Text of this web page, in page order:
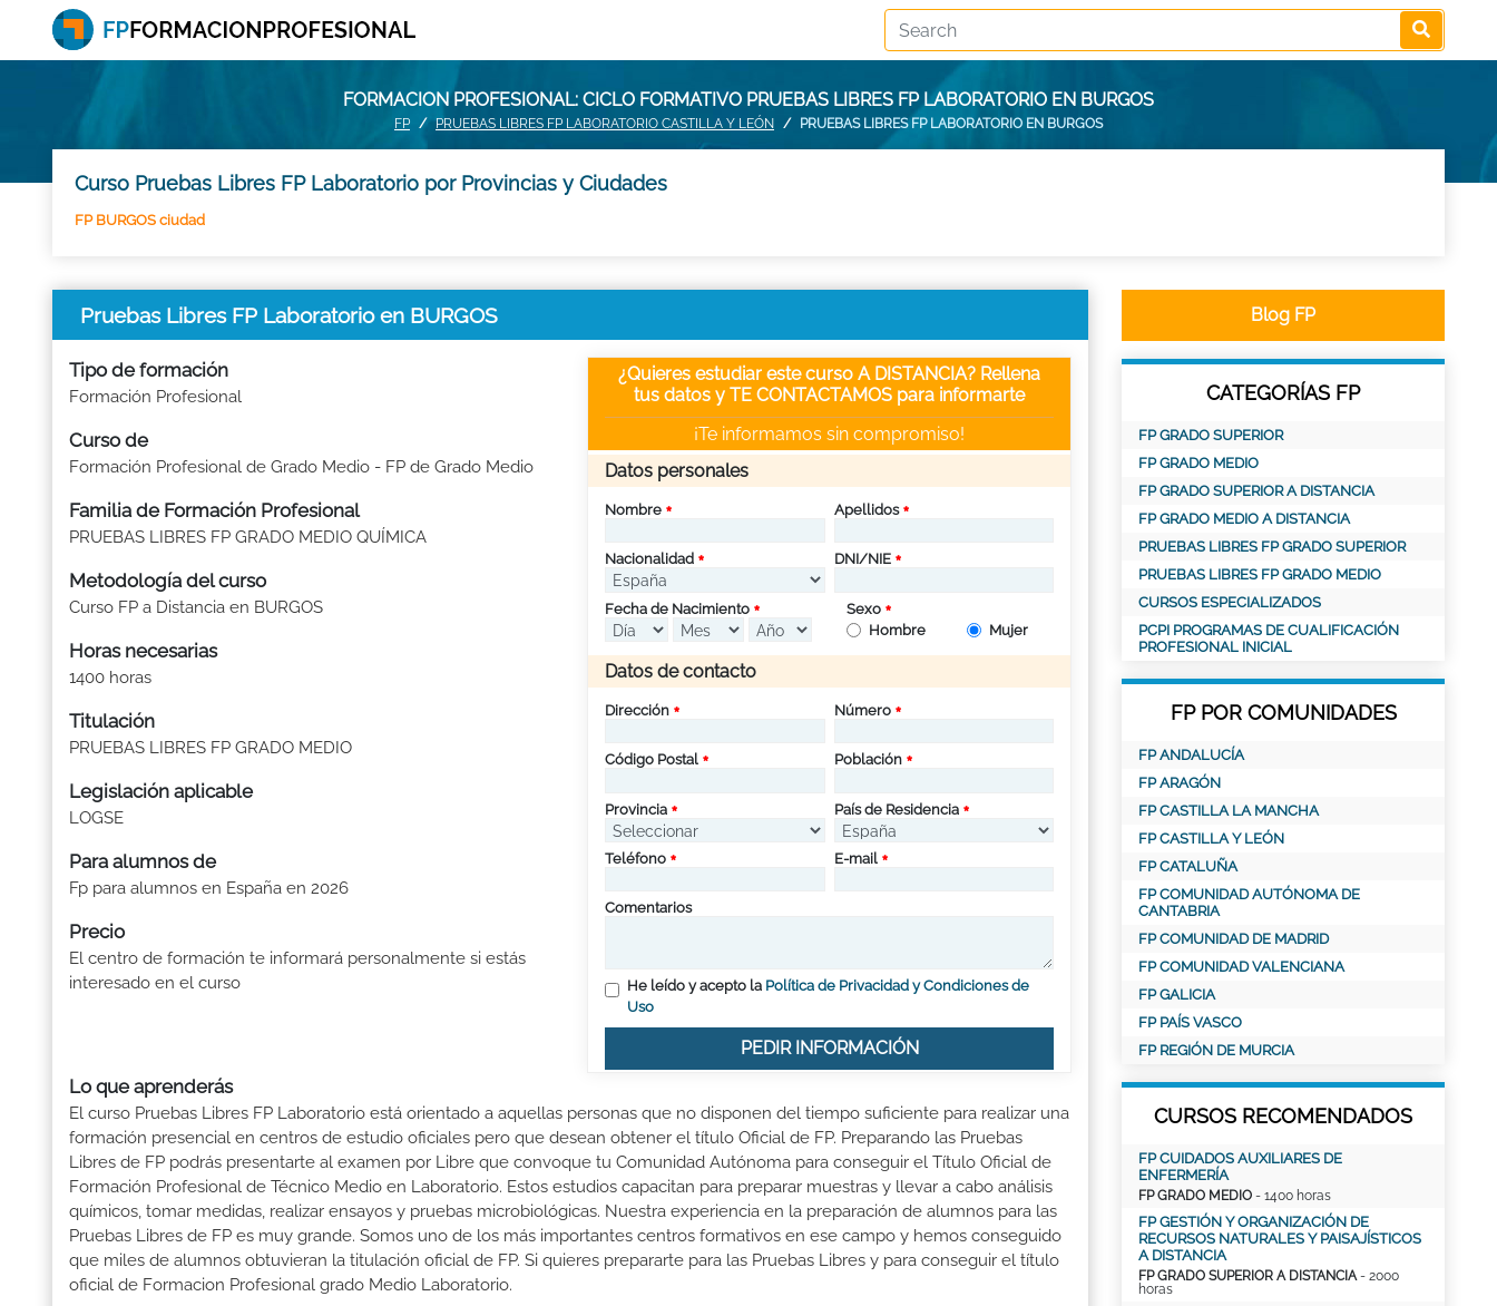
FORMACION PROFESIONAL: CICLO FORMATIVO PRUEBAS LIBRES FP LABORATORIO EN BURGOS
FP PRUEBAS LIBRES FP LABORATORIO CASTILLA Y LEÓN PRUEBAS LIBRES FP LABORATORIO EN BURGOS
Curso Pruebas Libres FP Laboratorio por Provincias y Ciudades
FP BURGOS ciudad
Pruebas Libres FP Laboratorio en BURGOS
Tipo de formación
Formación Profesional
Curso de
Formación Profesional de Grado Medio - FP de Grado Medio
Familia de Formación Profesional
PRUEBAS LIBRES FP GRADO MEDIO QUÍMICA
Metodología del curso
Curso FP a Distancia en BURGOS
Horas necesarias
1400 horas
Titulación
PRUEBAS LIBRES FP GRADO MEDIO
Legislación aplicable
LOGSE
Para alumnos de
Fp para alumnos en España en 2026
Precio
El centro de formación te informará personalmente si estás
interesado en el curso
¿Quieres estudiar este curso A DISTANCIA? Rellena
tus datos y TE CONTACTAMOS para informarte
¡Te informamos sin compromiso!
Datos personales
Nombre Apellidos
Nacionalidad DNI/NIE
Fecha de Nacimiento
Sexo
Hombre
Mujer
Datos de contacto
Dirección Número
Código Postal Población
Provincia País de Residencia
Teléfono E-mail
Comentarios
He leído y acepto la Política de Privacidad y Condiciones de
Uso
PEDIR INFORMACIÓN
Lo que aprenderás
El curso Pruebas Libres FP Laboratorio está orientado a aquellas personas que no disponen del tiempo suficiente para realizar una
formación presencial en centros de estudio oficiales pero que desean obtener el título Oficial de FP. Preparando las Pruebas
Libres de FP podrás presentarte al examen por Libre que convoque tu Comunidad Autónoma para conseguir el Título Oficial de
Formación Profesional de Técnico Medio en Laboratorio. Estos estudios capacitan para preparar muestras y llevar a cabo análisis
químicos, tomar medidas, realizar ensayos y pruebas microbiológicas. Nuestra experiencia en la preparación de alumnos para las
Pruebas Libres de FP es muy grande. Somos uno de los más importantes centros formativos en ese campo y hemos conseguido
que miles de alumnos obtuvieran la titulación oficial de FP. Si quieres prepararte para las Pruebas Libres y para conseguir el título
oficial de Formacion Profesional grado Medio Laboratorio.
Blog FP
CATEGORÍAS FP
FP GRADO SUPERIOR
FP GRADO MEDIO
FP GRADO SUPERIOR A DISTANCIA
FP GRADO MEDIO A DISTANCIA
PRUEBAS LIBRES FP GRADO SUPERIOR
PRUEBAS LIBRES FP GRADO MEDIO
CURSOS ESPECIALIZADOS
PCPI PROGRAMAS DE CUALIFICACIÓN
PROFESIONAL INICIAL
FP POR COMUNIDADES
FP ANDALUCÍA
FP ARAGÓN
FP CASTILLA LA MANCHA
FP CASTILLA Y LEÓN
FP CATALUÑA
FP COMUNIDAD AUTÓNOMA DE
CANTABRIA
FP COMUNIDAD DE MADRID
FP COMUNIDAD VALENCIANA
FP GALICIA
FP PAÍS VASCO
FP REGIÓN DE MURCIA
CURSOS RECOMENDADOS
FP CUIDADOS AUXILIARES DE
ENFERMERÍA
FP GRADO MEDIO - 1400 horas
FP GESTIÓN Y ORGANIZACIÓN DE
RECURSOS NATURALES Y PAISAJÍSTICOS
A DISTANCIA
FP GRADO SUPERIOR A DISTANCIA- 2000
horas